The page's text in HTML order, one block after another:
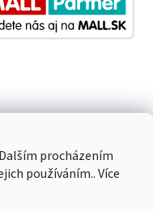
procházením
používáním.. Více